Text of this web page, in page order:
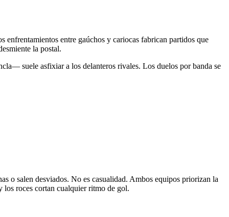
enfrentamientos entre gaúchos y cariocas fabrican partidos que
la postal.
suele asfixiar a los delanteros rivales. Los duelos por banda se
o salen desviados. No es casualidad. Ambos equipos priorizan la
los roces cortan cualquier ritmo de gol.